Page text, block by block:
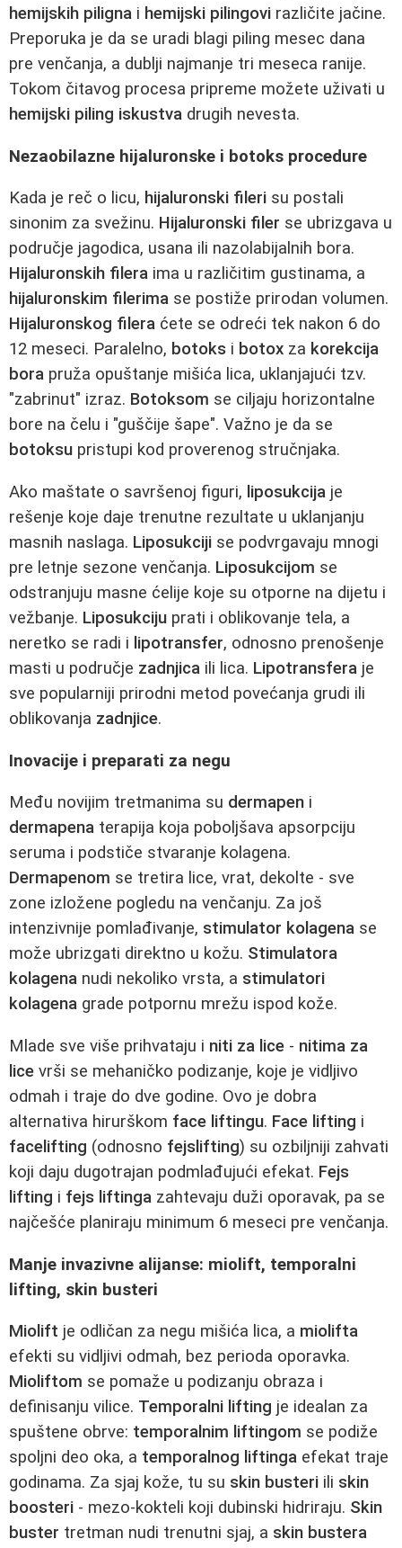
hemijskih piligna i hemijski pilingovi različite jačine.
Preporuka je da se uradi blagi piling mesec dana
pre venčanja, a dublji najmanje tri meseca ranije.
Tokom čitavog procesa pripreme možete uživati u
hemijski piling iskustva drugih nevesta.
Nezaobilazne hijaluronske i botoks procedure
Kada je reč o licu, hijaluronski fileri su postali
sinonim za svežinu. Hijaluronski filer se ubrizgava u
područje jagodica, usana ili nazolabijalnih bora.
Hijaluronskih filera ima u različitim gustinama, a
hijaluronskim filerima se postiže prirodan volumen.
Hijaluronskog filera ćete se odreći tek nakon 6 do
12 meseci. Paralelno, botoks i botox za korekcija
bora pruža opuštanje mišića lica, uklanjajući tzv.
"zabrinut" izraz. Botoksom se ciljaju horizontalne
bore na čelu i "guščije šape". Važno je da se
botoksu pristupi kod proverenog stručnjaka.
Ako maštate o savršenoj figuri, liposukcija je
rešenje koje daje trenutne rezultate u uklanjanju
masnih naslaga. Liposukciji se podvrgavaju mnogi
pre letnje sezone venčanja. Liposukcijom se
odstranjuju masne ćelije koje su otporne na dijetu i
vežbanje. Liposukciju prati i oblikovanje tela, a
neretko se radi i lipotransfer, odnosno prenošenje
masti u područje zadnjica ili lica. Lipotransfera je
sve popularniji prirodni metod povećanja grudi ili
oblikovanja zadnjice.
Inovacije i preparati za negu
Među novijim tretmanima su dermapen i
dermapena terapija koja poboljšava apsorpciju
seruma i podstiče stvaranje kolagena.
Dermapenom se tretira lice, vrat, dekolte - sve
zone izložene pogledu na venčanju. Za još
intenzivnije pomlađivanje, stimulator kolagena se
može ubrizgati direktno u kožu. Stimulatora
kolagena nudi nekoliko vrsta, a stimulatori
kolagena grade potpornu mrežu ispod kože.
Mlade sve više prihvataju i niti za lice - nitima za
lice vrši se mehaničko podizanje, koje je vidljivo
odmah i traje do dve godine. Ovo je dobra
alternativa hirurškom face liftingu. Face lifting i
facelifting (odnosno fejslifting) su ozbiljniji zahvati
koji daju dugotrajan podmlađujući efekat. Fejs
lifting i fejs liftinga zahtevaju duži oporavak, pa se
najčešće planiraju minimum 6 meseci pre venčanja.
Manje invazivne alijanse: miolift, temporalni
lifting, skin busteri
Miolift je odličan za negu mišića lica, a miolifta
efekti su vidljivi odmah, bez perioda oporavka.
Mioliftom se pomaže u podizanju obraza i
definisanju vilice. Temporalni lifting je idealan za
spuštene obrve: temporalnim liftingom se podiže
spoljni deo oka, a temporalnog liftinga efekat traje
godinama. Za sjaj kože, tu su skin busteri ili skin
boosteri - mezo-kokteli koji dubinski hidriraju. Skin
buster tretman nudi trenutni sjaj, a skin bustera